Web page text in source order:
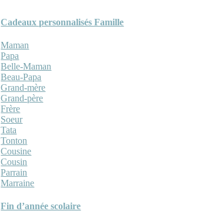
Cadeaux personnalisés Famille
Maman
Papa
Belle-Maman
Beau-Papa
Grand-mère
Grand-père
Frère
Soeur
Tata
Tonton
Cousine
Cousin
Parrain
Marraine
Fin d’année scolaire